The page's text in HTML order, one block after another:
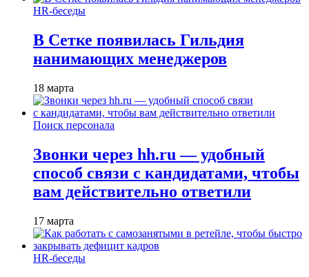
HR-беседы
В Сетке появилась Гильдия
нанимающих менеджеров
18 марта
Поиск персонала
Звонки через hh.ru — удобный
способ связи с кандидатами, чтобы
вам действительно ответили
17 марта
HR-беседы